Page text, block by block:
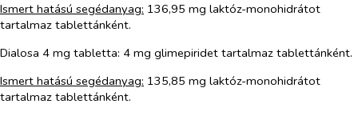
Ismert hatású segédanyag: 136,95 mg laktóz-monohidrátot
tartalmaz tablettánként.
Dialosa 4 mg tabletta: 4 mg glimepiridet tartalmaz tablettánként.
Ismert hatású segédanyag: 135,85 mg laktóz-monohidrátot
tartalmaz tablettánként.